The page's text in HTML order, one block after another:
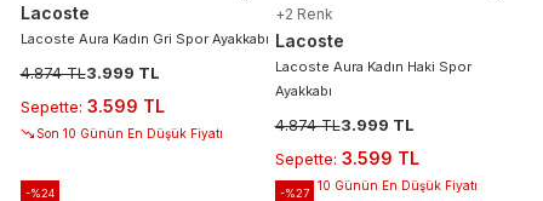
Lacoste
Lacoste Aura Kadın Gri Spor Ayakkabı
4.874 TL3.999 TL
Sepette: 3.599 TL
Son 10 Günün En Düşük Fiyatı
+2 Renk
Lacoste
Lacoste Aura Kadın Haki Spor
Ayakkabı
4.874 TL3.999 TL
Sepette: 3.599 TL
Son 10 Günün En Düşük Fiyatı
-%24 -%27